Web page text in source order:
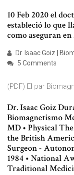
10 Feb 2020 el
estableció lo que
como aseguran
Dr. Isaac Goiz |
5 Comments
(PDF) El par
Dr. Isaac Goiz
Biomagnetismo
MD • Physical
the British
Surgeon -
1984 • National
Traditional